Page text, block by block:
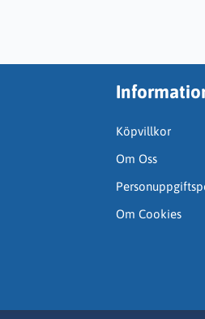
Köpvillkor
Om Oss
Om Cookies